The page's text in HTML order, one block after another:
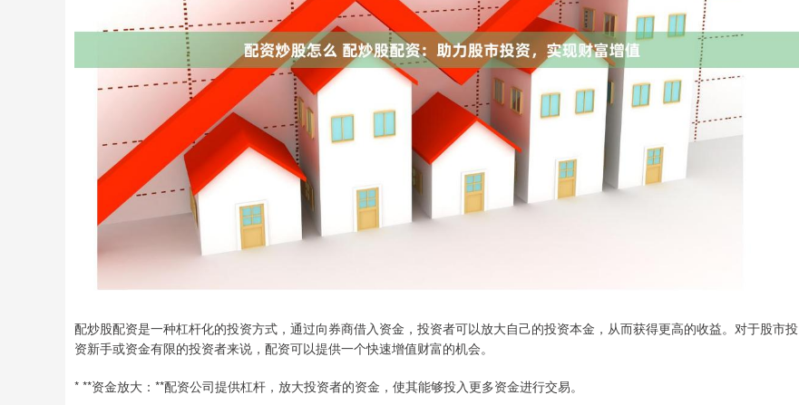
配炒股配资是一种杠杆化的投资方式，通过向券商借入资金，投资者可以放大自己的投资本金，从而获得更高的收益。对于股市投
资新手或资金有限的投资者来说，配资可以提供一个快速增值财富的机会。
* **资金放大：**配资公司提供杠杆，放大投资者的资金，使其能够投入更多资金进行交易。